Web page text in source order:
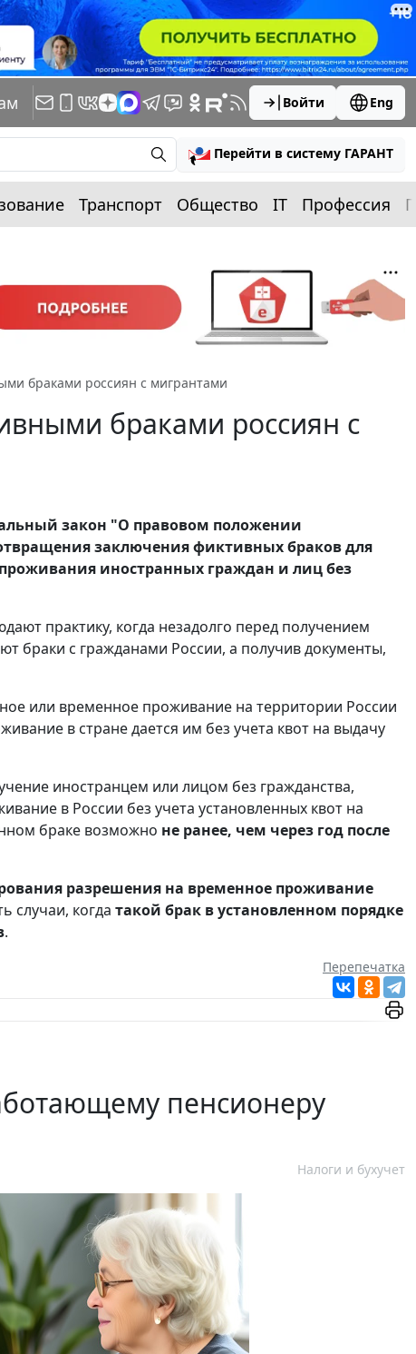
Войти Eng
Перейти в систему ГАРАНТ
Транспорт Общество IT Профессия
браками россиян с мигрантами
браками россиян с
закон "О правовом положении
заключения фиктивных браков для
иностранных граждан и лиц без
практику, когда незадолго перед получением
браки с гражданами России, а получив документы,
или временное проживание на территории России
в стране дается им без учета квот на выдачу
иностранцем или лицом без гражданства,
в России без учета установленных квот на
браке возможно не ранее, чем через год после
разрешения на временное проживание
случаи, когда такой брак в установленном порядке
.
Перепечатка
пенсионеру
Налоги и бухучет